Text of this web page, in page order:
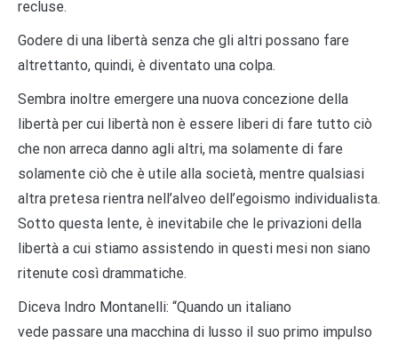
recluse.
Godere di una libertà senza che gli altri possano fare
altrettanto, quindi, è diventato una colpa.
Sembra inoltre emergere una nuova concezione della
libertà per cui libertà non è essere liberi di fare tutto ciò
che non arreca danno agli altri, ma solamente di fare
solamente ciò che è utile alla società, mentre qualsiasi
altra pretesa rientra nell’alveo dell’egoismo individualista.
Sotto questa lente, è inevitabile che le privazioni della
libertà a cui stiamo assistendo in questi mesi non siano
ritenute così drammatiche.
Diceva Indro Montanelli: “Quando un italiano
vede passare una macchina di lusso il suo primo impulso